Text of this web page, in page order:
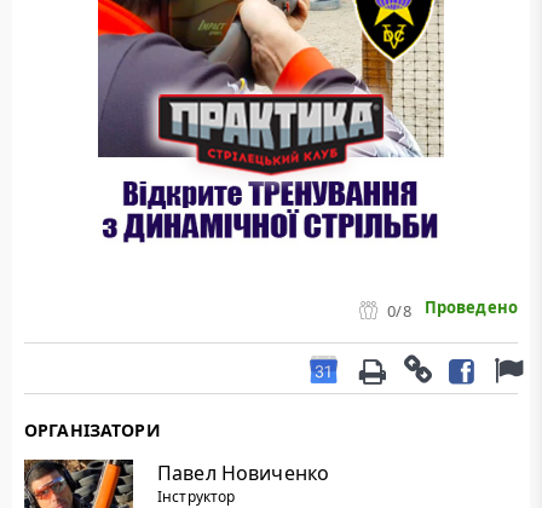
0/8 Проведено
ОРГАНІЗАТОРИ
Павел Новиченко
Інструктор